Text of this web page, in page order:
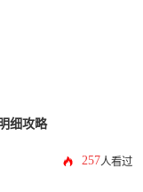
细攻略
257人看过